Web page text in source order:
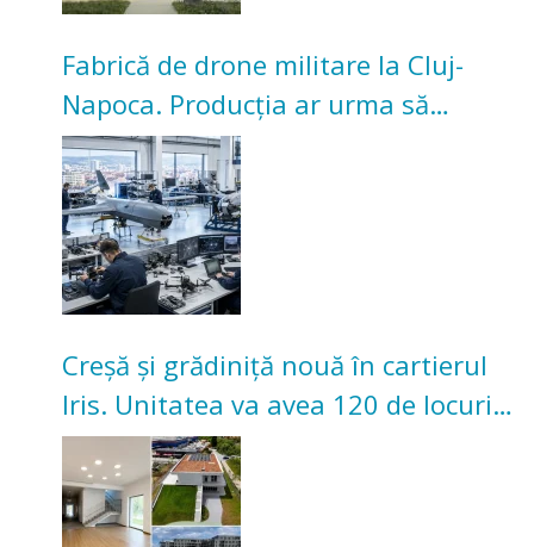
Fabrică de drone militare la Cluj-
Napoca. Producția ar urma să
înceapă în toamna acestui an
Creșă și grădiniță nouă în cartierul
Iris. Unitatea va avea 120 de locuri
pentru copii